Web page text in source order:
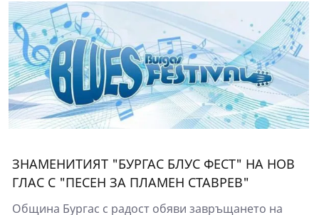
ЗНАМЕНИТИЯТ "БУРГАС БЛУС ФЕСТ" НА НОВ
ГЛАС С "ПЕСЕН ЗА ПЛАМЕН СТАВРЕВ"
Община Бургас с радост обяви завръщането на